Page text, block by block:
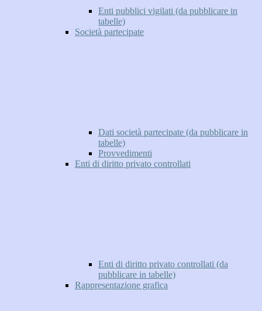
Enti pubblici vigilati (da pubblicare in
tabelle)
Società partecipate
Dati società partecipate (da pubblicare in
tabelle)
Provvedimenti
Enti di diritto privato controllati
Enti di diritto privato controllati (da
pubblicare in tabelle)
Rappresentazione grafica